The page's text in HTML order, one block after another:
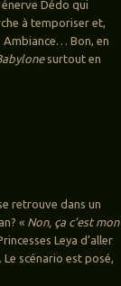
Dédo qui
à temporiser et,
Ambiance… Bon, en
surtout en
retrouve dans un
« Non, ça c’est mon
Leya d’aller
scénario est posé,